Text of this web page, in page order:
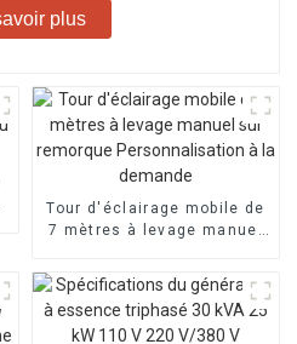
plus
Tour d'éclairage mobile de
7 mètres à levage manuel
Personnalisation à la
demande